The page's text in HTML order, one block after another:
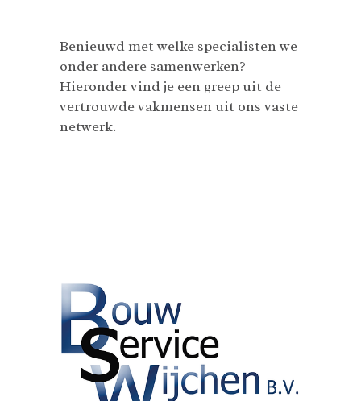
Benieuwd met welke specialisten we
onder andere samenwerken?
Hieronder vind je een greep uit de
vertrouwde vakmensen uit ons vaste
netwerk.